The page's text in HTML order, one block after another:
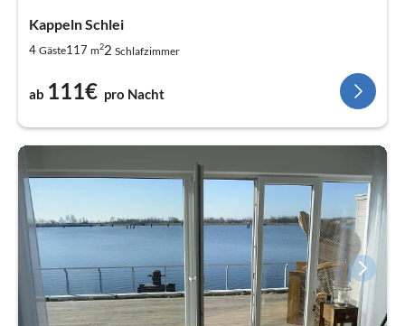
Kappeln Schlei
4 Gäste117 m22 Schlafzimmer
ab 111€ pro Nacht